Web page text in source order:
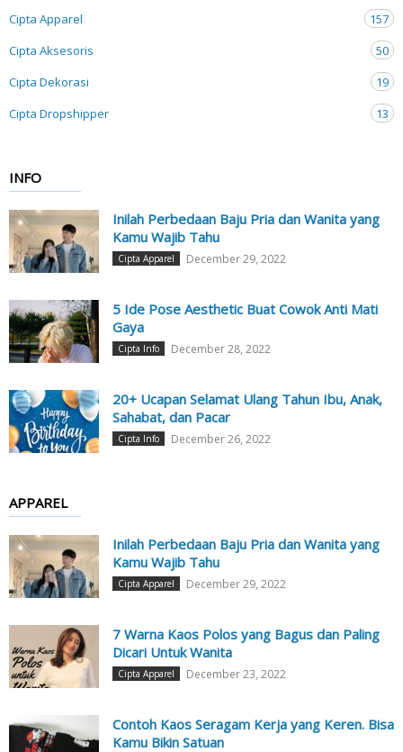
Cipta Apparel
157
Cipta Aksesoris
50
Cipta Dekorasi
19
Cipta Dropshipper
13
INFO
Inilah Perbedaan Baju Pria dan Wanita yang
Kamu Wajib Tahu
Cipta Apparel December 29, 2022
5 Ide Pose Aesthetic Buat Cowok Anti Mati
Gaya
Cipta Info December 28, 2022
20+ Ucapan Selamat Ulang Tahun Ibu, Anak,
Sahabat, dan Pacar
Cipta Info December 26, 2022
APPAREL
Inilah Perbedaan Baju Pria dan Wanita yang
Kamu Wajib Tahu
Cipta Apparel December 29, 2022
7 Warna Kaos Polos yang Bagus dan Paling
Dicari Untuk Wanita
Cipta Apparel December 23, 2022
Contoh Kaos Seragam Kerja yang Keren. Bisa
Kamu Bikin Satuan